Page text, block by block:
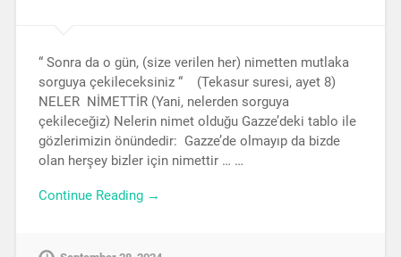
“ Sonra da o gün, (size verilen her) nimetten mutlaka
sorguya çekileceksiniz “ (Tekasur suresi, ayet 8)
NELER NİMETTİR (Yani, nelerden sorguya
çekileceğiz) Nelerin nimet olduğu Gazze’deki tablo ile
gözlerimizin önündedir: Gazze’de olmayıp da bizde
olan herşey bizler için nimettir … …
Continue Reading →